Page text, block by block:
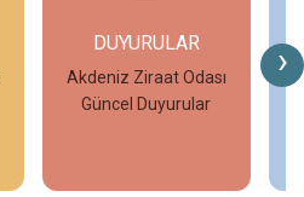
›
DUYURULAR
Akdeniz Ziraat Odası
Güncel Duyurular